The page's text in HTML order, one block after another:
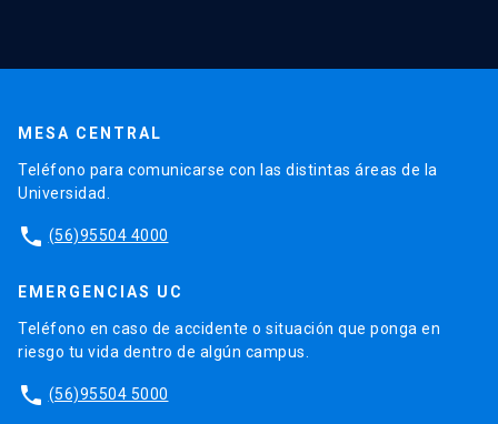
MESA CENTRAL
Teléfono para comunicarse con las distintas áreas de la
Universidad.
phone (56)95504 4000
EMERGENCIAS UC
Teléfono en caso de accidente o situación que ponga en
riesgo tu vida dentro de algún campus.
phone (56)95504 5000